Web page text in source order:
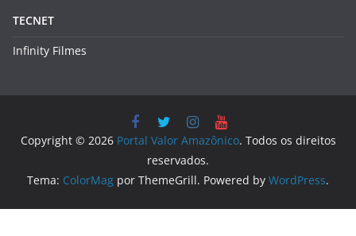
TECNET
Infinity Filmes
Copyright © 2026 Portal Valor Amazônico. Todos os direitos
reservados.
Tema: ColorMag por ThemeGrill. Powered by WordPress.